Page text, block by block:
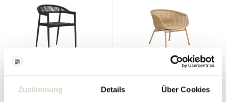
Zustimmung Details Über Cookies
Waschbärstuhl schwarz
Hapur Lounge-Sessel Natur